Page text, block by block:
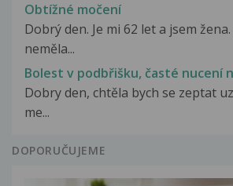
Obtížné močení
Dobrý den. Je mi 62 let a jsem
neměla...
Bolest v podbřišku, časté nucení
Dobry den, chtěla bych se zeptat
me...
DOPORUČUJEME